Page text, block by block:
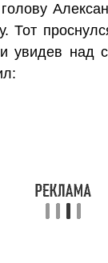
Тот
увидев над